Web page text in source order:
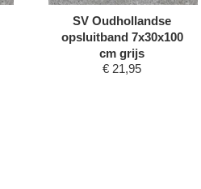
SV Oudhollandse
opsluitband 7x30x100
cm grijs
€ 21,95